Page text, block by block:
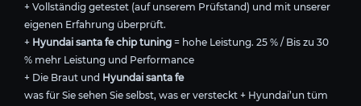
+ Vollständig getestet (auf unserem Prüfstand) und mit unserer
eigenen Erfahrung überprüft.
+ Hyundai santa fe chip tuning = hohe Leistung. 25 % / Bis zu 30
% mehr Leistung und Performance
+ Die Braut und Hyundai santa fe
was für Sie sehen Sie selbst, was er versteckt + Hyundai’un tüm